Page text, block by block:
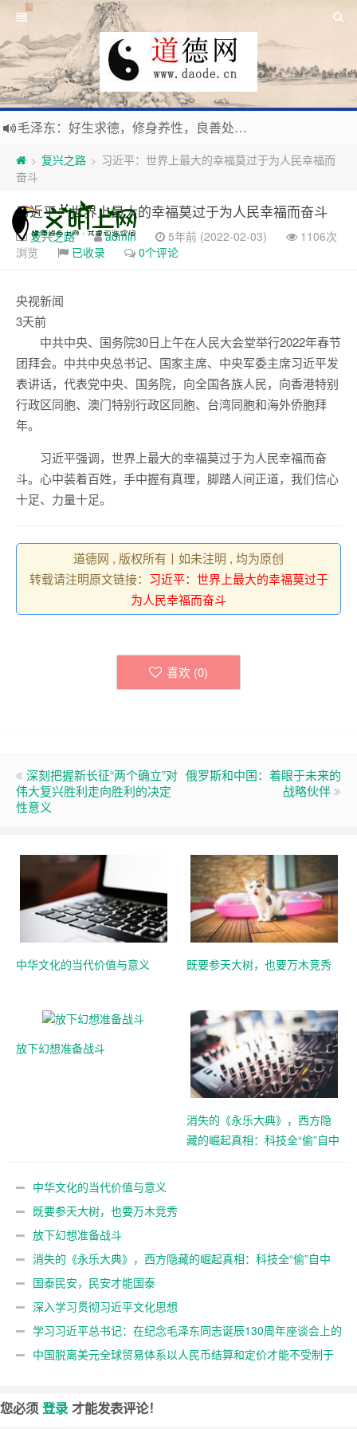
毛泽东：好生求德，修身养性，良善处世，信仰天人合一之大道。
新时代地球村人类命运与共，全球共建更加和平发展美丽和谐的家园，全体共享人类发展成果，共创道行德盛道德王国
> 复兴之路 > 习近平：世界上最大的幸福莫过于为人民幸福而
奋斗
习近平：世界上最大的幸福莫过于为人民幸福而奋斗
复兴之路 admin 5年前 (2022-02-03)
1106次
浏览
已收录 0个评论
央视新闻
3天前
中共中央、国务院30日上午在人民大会堂举行2022年春节
团拜会。中共中央总书记、国家主席、中央军委主席习近平发
表讲话，代表党中央、国务院，向全国各族人民，向香港特别
行政区同胞、澳门特别行政区同胞、台湾同胞和海外侨胞拜
年。
习近平强调，世界上最大的幸福莫过于为人民幸福而奋
斗。心中装着百姓，手中握有真理，脚踏人间正道，我们信心
十足、力量十足。
道德网 , 版权所有丨如未注明 , 均为原创
转载请注明原文链接： 习近平：世界上最大的幸福莫过于
为人民幸福而奋斗
喜欢 (0)
深刻把握新长征“两个确立”对
伟大复兴胜利走向胜利的决定
性意义
俄罗斯和中国：着眼于未来的
战略伙伴
中华文化的当代价值与意义 既要参天大树，也要万木竞秀
放下幻想准备战斗
消失的《永乐大典》，西方隐
藏的崛起真相：科技全“偷”自中
中华文化的当代价值与意义
既要参天大树，也要万木竞秀
放下幻想准备战斗
消失的《永乐大典》，西方隐藏的崛起真相：科技全“偷”自中
国？国泰民安，民安才能国泰
深入学习贯彻习近平文化思想
学习习近平总书记：在纪念毛泽东同志诞辰130周年座谈会上的
讲话中国脱离美元全球贸易体系以人民币结算和定价才能不受制于
您必须 登录才能发表评论！